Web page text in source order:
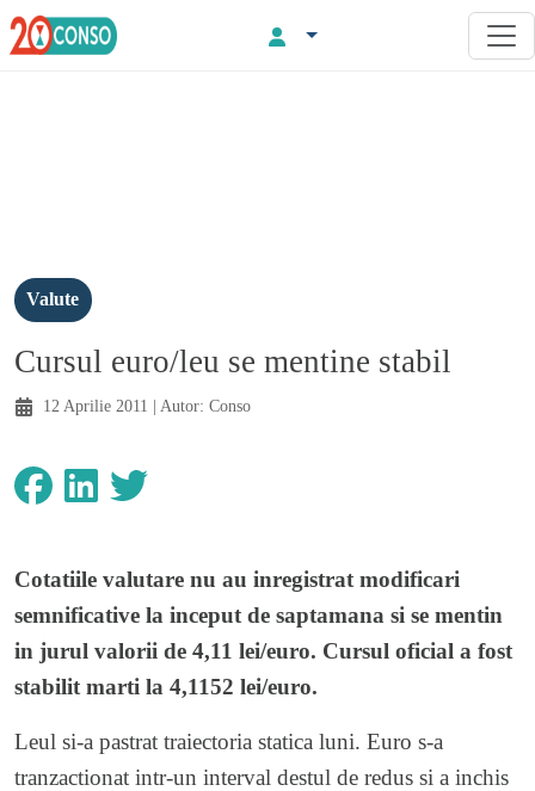
Valute
Cursul euro/leu se mentine stabil
12 Aprilie 2011 | Autor: Conso
Cotatiile valutare nu au inregistrat modificari
semnificative la inceput de saptamana si se mentin
in jurul valorii de 4,11 lei/euro. Cursul oficial a fost
stabilit marti la 4,1152 lei/euro.
Leul si-a pastrat traiectoria statica luni. Euro s-a
tranzactionat intr-un interval destul de redus si a inchis